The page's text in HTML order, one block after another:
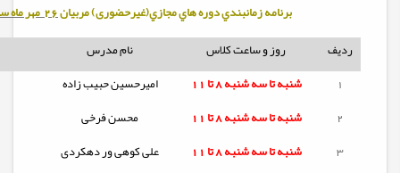
برنامه زمانبندي دوره هاي مجازي(غیرحضوری) مربيان26 مهر ماه سال 1404
ردیف
روز و ساعت کلاس
نام مدرس
1
شنبه تاسه شنبه8 تا 11
امیرحسین حبیب زاده
2
شنبه تاسه شنبه8 تا 11
محسن فرخی
3
شنبه تاسه شنبه8 تا 11
علی کوهی ور دهکردی